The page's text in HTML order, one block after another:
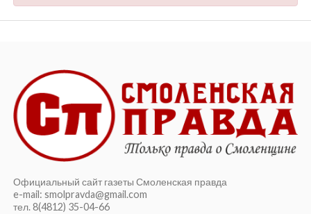
Официальный сайт газеты Смоленская правда
e-mail: smolpravda@gmail.com
тел. 8(4812) 35-04-66